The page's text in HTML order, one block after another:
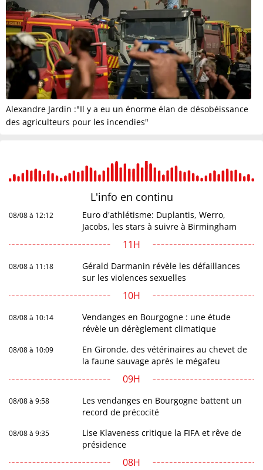
Alexandre Jardin :"Il y a eu un énorme élan de désobéissance
des agriculteurs pour les incendies"
L'info en continu
08/08 à 12:12
Euro d'athlétisme: Duplantis, Werro,
Jacobs, les stars à suivre à Birmingham
11H
08/08 à 11:18
Gérald Darmanin révèle les défaillances
sur les violences sexuelles
10H
08/08 à 10:14
Vendanges en Bourgogne : une étude
révèle un dérèglement climatique
08/08 à 10:09
En Gironde, des vétérinaires au chevet de
la faune sauvage après le mégafeu
09H
08/08 à 9:58
Les vendanges en Bourgogne battent un
record de précocité
08/08 à 9:35
Lise Klaveness critique la FIFA et rêve de
présidence
08H